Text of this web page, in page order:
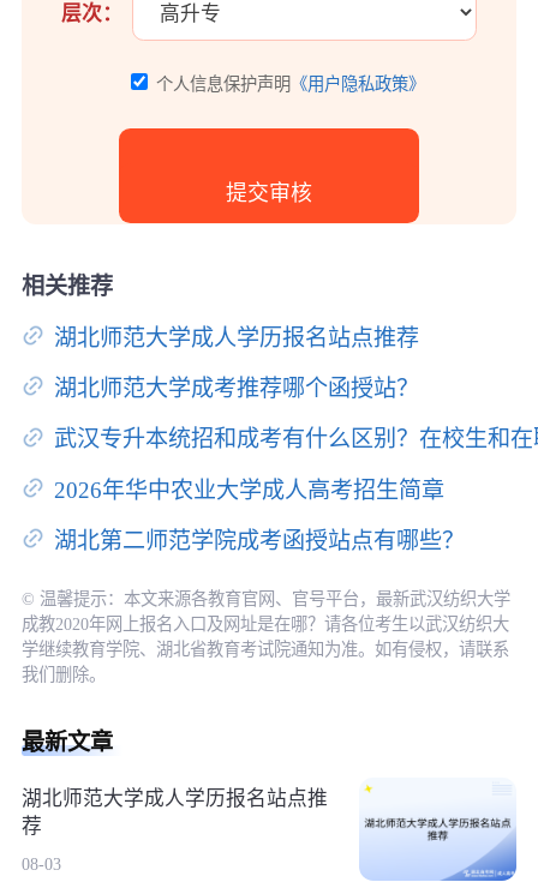
层次：
个人信息保护声明 《用户隐私政策》
相关推荐
湖北师范大学成人学历报名站点推荐
湖北师范大学成考推荐哪个函授站？
武汉专升本统招和成考有什么区别？在校生和
2026年华中农业大学成人高考招生简章
湖北第二师范学院成考函授站点有哪些？
© 温馨提示：本文来源各教育官网、官号平台，最新武汉纺织大学
成教2020年网上报名入口及网址是在哪？请各位考生以武汉纺织大
学继续教育学院、湖北省教育考试院通知为准。如有侵权，请联系
我们删除。
最新文章
湖北师范大学成人学历报名站点推
荐
08-03